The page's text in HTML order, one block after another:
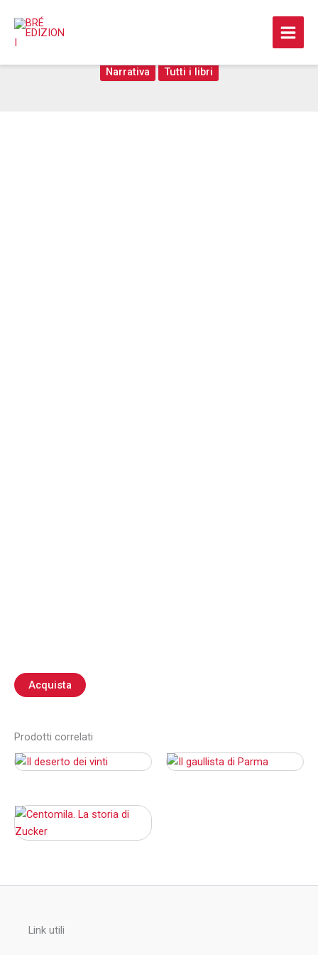
contenuto
Gli emigranti calabresi
Narrativa Tutti i libri
Acquista
Prodotti correlati
Link utili